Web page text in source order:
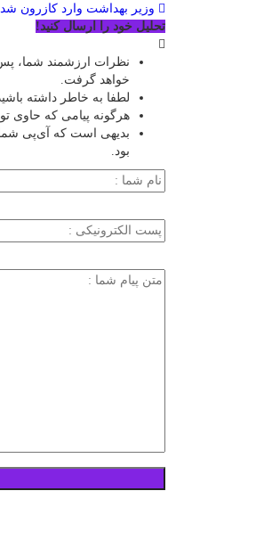
وزیر بهداشت وارد کازرون
تحلیل خود را ارسال کنید!
نظرات ارزشمند شما،
خواهد گرفت.
لطفا به خاطر داشته
هرگونه پیامی که حاوی
بدیهی است که آی‌پی
بود.